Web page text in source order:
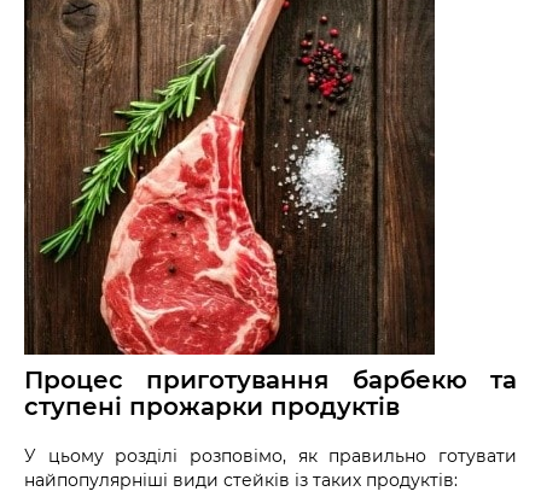
Процес приготування барбекю та
ступені прожарки продуктів
У цьому розділі розповімо, як правильно готувати
найпопулярніші види стейків із таких продуктів: